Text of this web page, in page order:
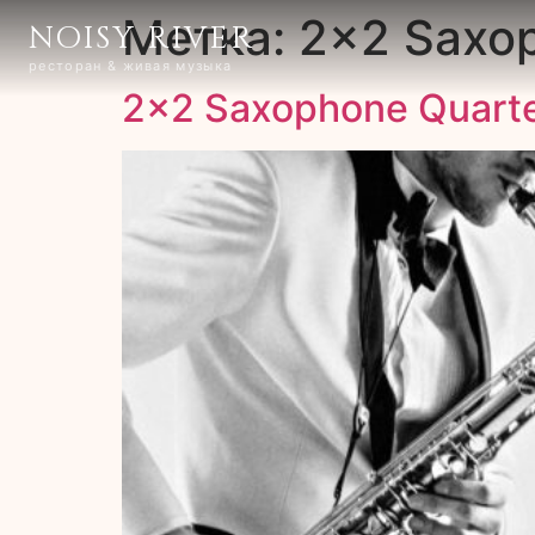
NOISY RIVER
ресторан & живая музыка
Метка:2×2
2×2 Saxophone